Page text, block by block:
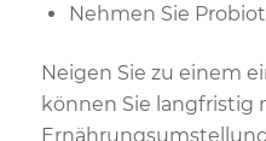
Nehmen Sie
Neigen Sie zu einem
können Sie langfristig